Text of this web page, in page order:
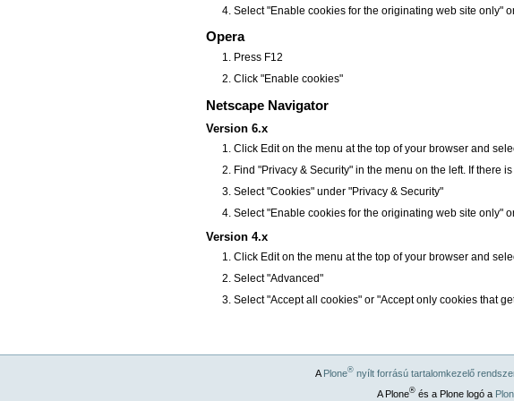
Select "Enable cookies for the originating web site only"
Opera
Press F12
Click "Enable cookies"
Netscape Navigator
Version 6.x
Click Edit on the menu at the top of your browser and
Find "Privacy & Security" in the menu on the left. If there
Select "Cookies" under "Privacy & Security"
Select "Enable cookies for the originating web site only"
Version 4.x
Click Edit on the menu at the top of your browser and
Select "Advanced"
Select "Accept all cookies" or "Accept only cookies that
A Plone® nyílt forrású tartalomkezelő
A Plone®és a Plone logó a